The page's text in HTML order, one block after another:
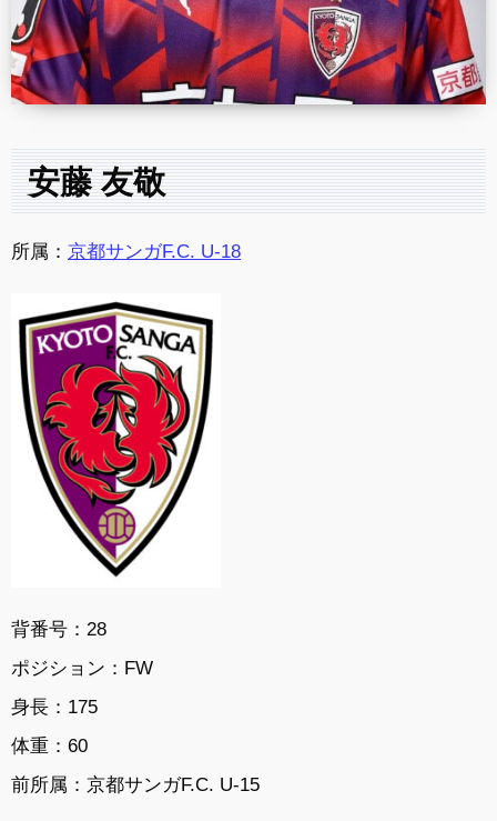
安藤 友敬
所属： 京都サンガF.C. U-18
背番号：28
ポジション：FW
身長：175
体重：60
前所属：京都サンガF.C. U-15